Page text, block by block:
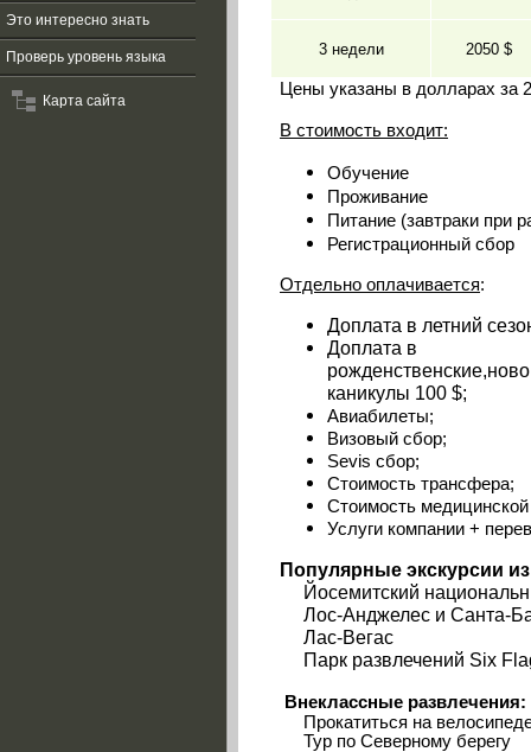
Это интересно знать
Проверь уровень языка
Карта сайта
3 недели 2050$
Цены указаны в долларах за
В стоимость входит:
Обучение
Проживание
Питание (завтраки при
Регистрационный сбор
Отдельно оплачивается:
Доплата в летний
Доплата в
каникулы 100 $;
Авиабилеты;
Визовый сбор;
Sevis сбор;
Стоимость трансфера;
Стоимость медицинской
Услуги компании +
Популярные экскурсии из
Йосемитский
Лос-Анджелес и Санта-
Лас-Вегас
Парк развлечений Six
Внеклассные развлечения:
Прокатиться на
Тур по Северному берегу